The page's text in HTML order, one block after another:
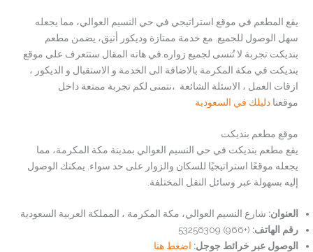
يقع المطعم في موقع استراتيجي في حي النسيم العوالي، مما يجعله
سهل الوصول للجميع. مع خدمة ممتازة وديكور أنيق، يضمن مطعم
بنديكت تجربة لا تُنسى لجميع زواره.في هاته المقال ستتعرف على موقع
بنديكت في مكة المكرمة بالاضافة الى الخدمة و الاستقبال و الديكور ،
ازقات العمل ، الاسئلة الشائعة ،نتمنى لكم تجربة ممتعة داخل
موقعنا دليلك في السعودية
موقع مطعم بنديكت
يقع مطعم بنديكت في حي النسيم العوالي بمدينة مكة المكرمة، مما
يجعله موقعًا استراتيجيًا للسكان والزوار على حد سواء. يمكنك الوصول
إليه بسهولة عبر وسائل النقل المختلفة.
العنوان: شارع النسيم العوالي، مكة المكرمة ، المملكة العربية السعودية
رقم الهاتف:
(+966) 53256309
الوصول عبر خرائط جوجل: اضغط هنا